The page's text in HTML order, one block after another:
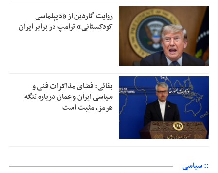
روایت گاردین از «دیپلماسی
کودکستانی» ترامپ در برابر ایران
بقائی: فضای مذاکرات فنی و
سیاسی ایران و عمان درباره تنگه
هرمز، مثبت است
:: سیاسی